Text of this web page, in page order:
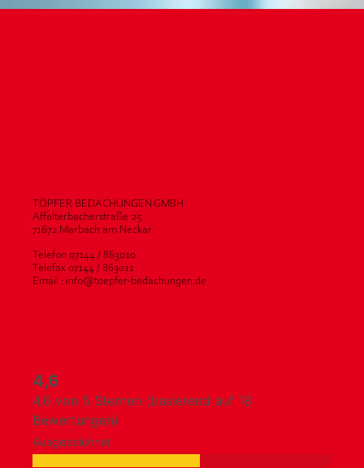
TÖPFER BEDACHUNGEN GMBH
Affalterbacherstraße 25
71672 Marbach am Neckar
Telefon 07144 / 863010
Telefax 07144 / 863011
Email : info@toepfer-bedachungen.de
4,6
4,6 von 5 Sternen (basierend auf 18
Bewertungen)
Ausgezeichnet